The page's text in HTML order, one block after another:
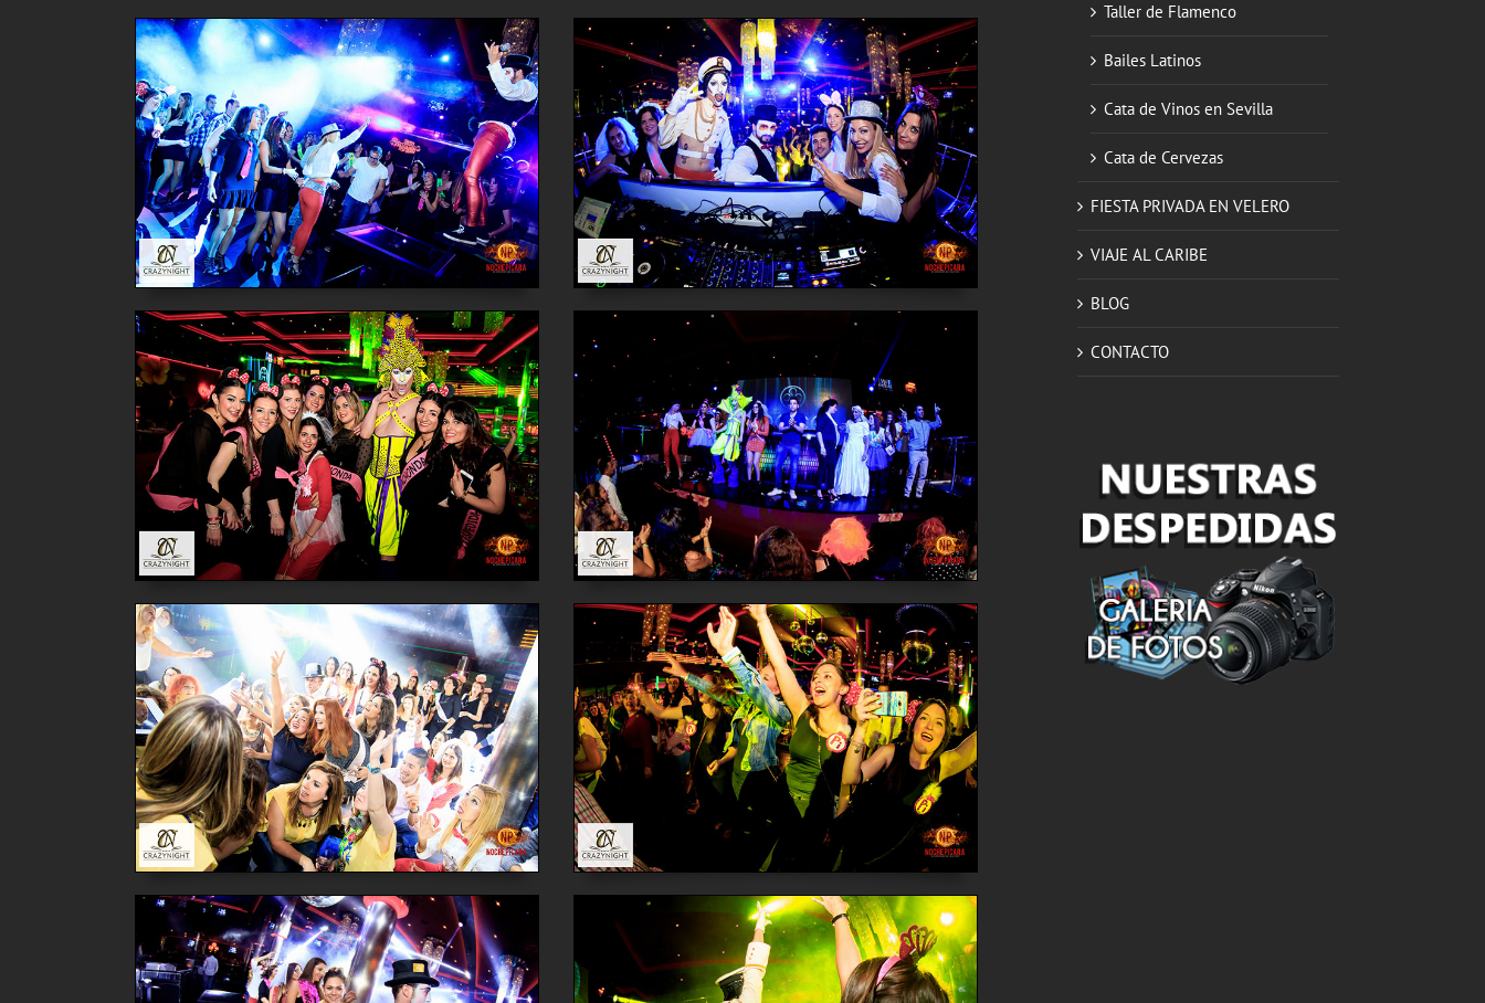
Taller de Flamenco
Bailes Latinos
Cata de Vinos en Sevilla
Cata de Cervezas
FIESTA PRIVADA EN VELERO
VIAJE AL CARIBE
BLOG
CONTACTO